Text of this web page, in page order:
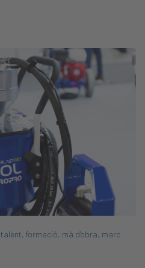
talent, formació, mà d'obra, marc